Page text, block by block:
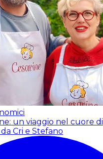
un viaggio nel cuore di
Cri e Stefano